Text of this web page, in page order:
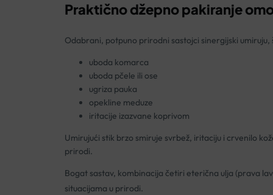
Praktično džepno pakiranje
Odabrani, potpuno prirodni sastojci sinergijski
uboda komarca
uboda pčele ili ose
ugriza pauka
opekline meduze
iritacije izazvane koprivom
Umirujući stik brzo smiruje svrbež, iritaciju i crvenilo
prirodi.
Bogat sastav, kombinacija četiri eterična ulja (prava
situacijama u prirodi.